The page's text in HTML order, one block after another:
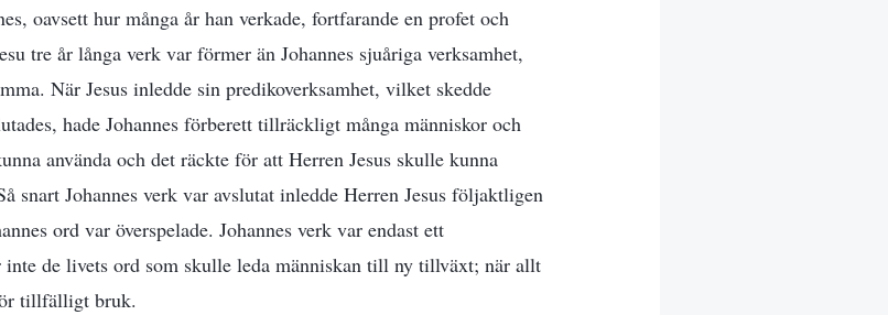
oavsett hur många år han verkade, fortfarande en profet och
tre år långa verk var förmer än Johannes sjuåriga verksamhet,
När Jesus inledde sin predikoverksamhet, vilket skedde
hade Johannes förberett tillräckligt många människor och
använda och det räckte för att Herren Jesus skulle kunna
snart Johannes verk var avslutat inledde Herren Jesus följaktligen
ord var överspelade. Johannes verk var endast ett
inte de livets ord som skulle leda människan till ny tillväxt; när allt
tillfälligt bruk.